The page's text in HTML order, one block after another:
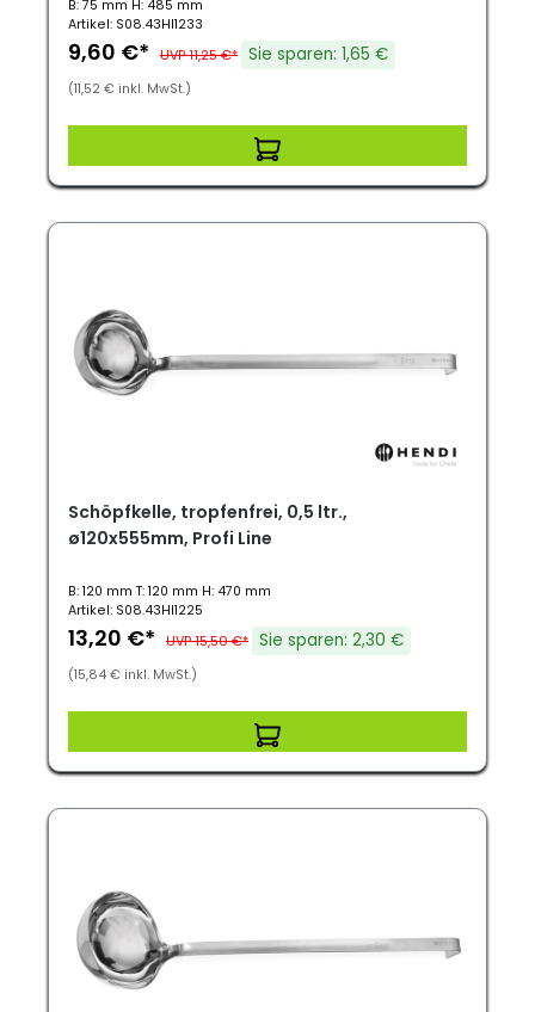
B: 75 mm H: 485 mm
Artikel: S08.43HI1233
9,60 €* UVP 11,25 €* Sie sparen: 1,65 €
(11,52 € inkl. MwSt.)
Schöpfkelle, tropfenfrei, 0,5 ltr.,
ø120x555mm, Profi Line
B: 120 mm T: 120 mm H: 470 mm
Artikel: S08.43HI1225
13,20 €* UVP 15,50 €* Sie sparen: 2,30 €
(15,84 € inkl. MwSt.)